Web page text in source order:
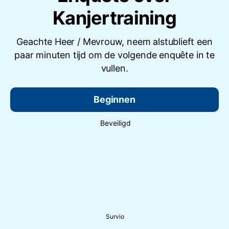
Kanjertraining
Geachte Heer / Mevrouw, neem alstublieft een
paar minuten tijd om de volgende enquête in te
vullen.
Beginnen
Beveiligd
Survio